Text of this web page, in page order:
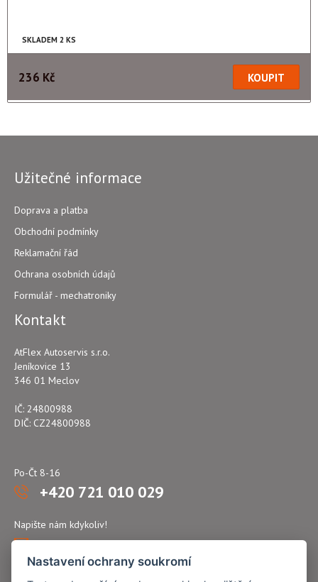
SKLADEM 2 KS
236 Kč
Užitečné informace
Doprava a platba
Obchodní podmínky
Reklamační řád
Ochrana osobních údajů
Formulář - mechatroniky
Kontakt
AtFlex Autoservis s.r.o.
Jeníkovice 13
346 01 Meclov
IČ: 24800988
DIČ: CZ24800988
Po-Čt 8-16
+420 721 010 029
Napište nám kdykoliv!
atflex@seznam.cz
Nastavení ochrany soukromí